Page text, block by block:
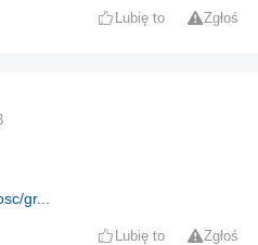
Lubię to Zgłoś
gr...
Lubię to Zgłoś